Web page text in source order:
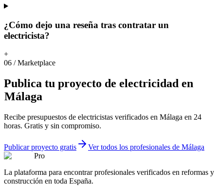
¿Cómo dejo una reseña tras contratar un
electricista?
+
06 /Marketplace
Publica tu proyecto de electricidad en
Málaga
Recibe presupuestos de electricistas verificados en Málaga en 24
horas. Gratis y sin compromiso.
Publicar proyecto gratis
Ver todos los profesionales de Málaga
Pro
La plataforma para encontrar profesionales verificados en reformas y
construcción en toda España.